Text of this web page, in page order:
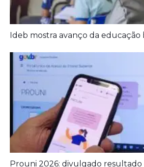
Ideb mostra avanço da educação
Prouni 2026: divulgado resultado